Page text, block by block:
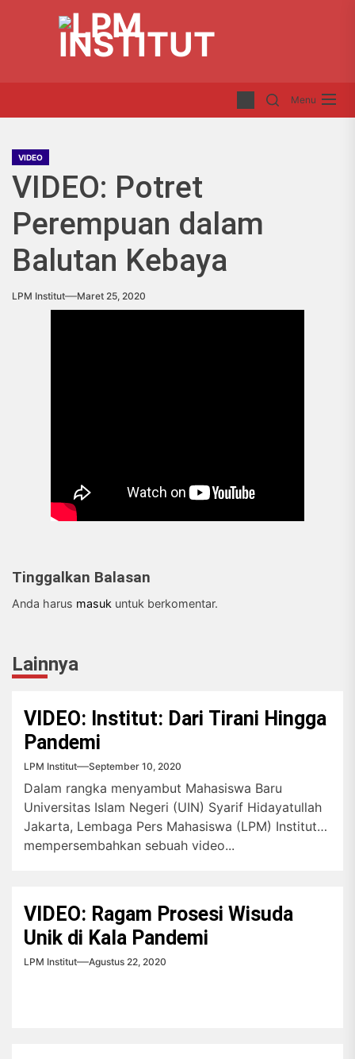
Menu
VIDEO
VIDEO: Potret
Perempuan dalam
Balutan Kebaya
LPM Institut Maret 25, 2020
Tinggalkan Balasan
Anda harus masuk untuk berkomentar.
Lainnya
VIDEO: Institut: Dari Tirani Hingga
Pandemi
LPM Institut September 10, 2020
Dalam rangka menyambut Mahasiswa Baru
Universitas Islam Negeri (UIN) Syarif Hidayatullah
Jakarta, Lembaga Pers Mahasiswa (LPM) Institut
mempersembahkan sebuah video...
VIDEO: Ragam Prosesi Wisuda
Unik di Kala Pandemi
LPM Institut Agustus 22, 2020